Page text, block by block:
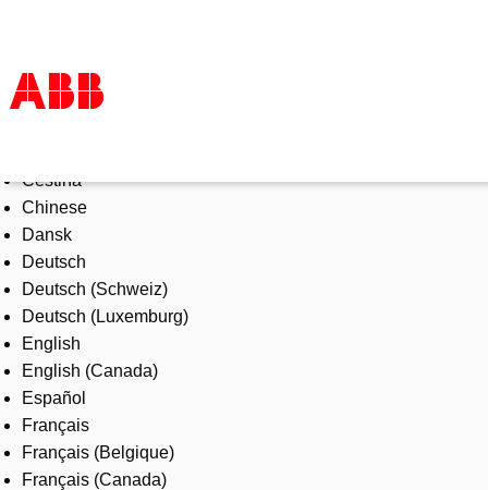
Products & Solutions
Industries
Services
About us
Where to buy
Contact us
Careers
Čeština
Chinese
Dansk
Deutsch
Deutsch (Schweiz)
Deutsch (Luxemburg)
English
English (Canada)
Español
Français
Français (Belgique)
Français (Canada)